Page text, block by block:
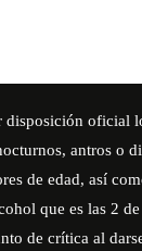
disposición oficial
antros o
de edad, así
que es las 2
de crítica al